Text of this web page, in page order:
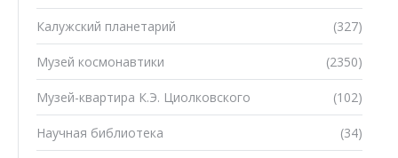
(327)
Калужский планетарий
(2350)
Музей космонавтики
(102)
Музей-квартира К.Э. Циолковского
(34)
Научная библиотека